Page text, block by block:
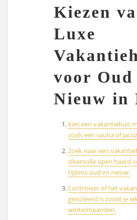
Kiezen
Luxe
voor Oud
Nieuw in
Kies een vakantiehuis
zoals een sauna of
Zoek naar een
sfeervolle open haard
tijdens oud en nieuw.
Controleer of het
geïsoleerd is zodat je
wintermaanden.